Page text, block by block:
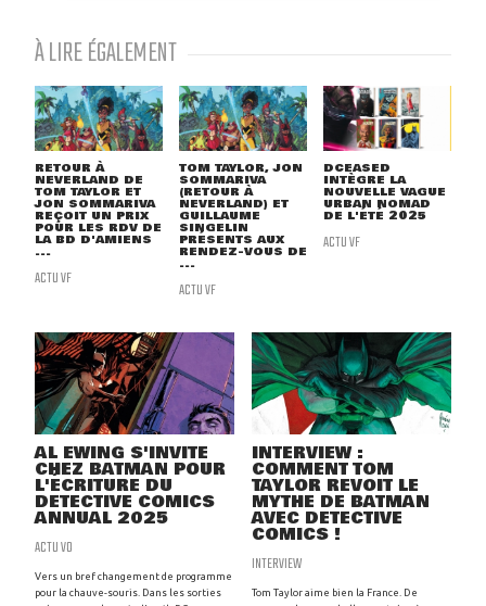
À LIRE ÉGALEMENT
RETOUR À
NEVERLAND DE
TOM TAYLOR ET
JON SOMMARIVA
REÇOIT UN PRIX
POUR LES RDV DE
LA BD D'AMIENS
...
ACTU VF
TOM TAYLOR, JON
SOMMARIVA
(RETOUR À
NEVERLAND) ET
GUILLAUME
SINGELIN
PRÉSENTS AUX
RENDEZ-VOUS DE
...
ACTU VF
DCEASED
INTÈGRE LA
NOUVELLE VAGUE
URBAN NOMAD
DE L'ÉTÉ 2025
ACTU VF
AL EWING S'INVITE
CHEZ BATMAN POUR
L'ÉCRITURE DU
DETECTIVE COMICS
ANNUAL 2025
ACTU VO
Vers un bref changement de programme
pour la chauve-souris. Dans les sorties
INTERVIEW :
COMMENT TOM
TAYLOR REVOIT LE
MYTHE DE BATMAN
AVEC DETECTIVE
COMICS !
INTERVIEW
Tom Taylor aime bien la France. De